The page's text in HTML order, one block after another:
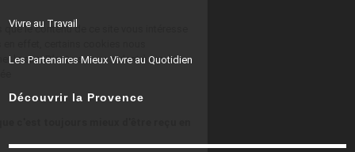
Alors on a attendu d'être sûrs que le contenu de ce site vous intéresse
permettent de faire fonctionner le site. D'autres nous aident à rendre
Vivre au Travail
Les Partenaires Mieux Vivre au Quotidien
Découvrir la Provence